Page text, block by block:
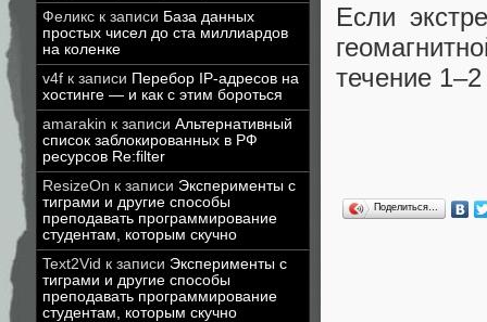
Феликс к записи База данных
простых чисел до ста миллиардов
на коленке
v4f к записи Перебор IP-адресов на
хостинге — и как с этим бороться
amarakin к записи Альтернативный
список заблокированных в РФ
ресурсов Re:filter
ResizeOn к записи Эксперименты с
тиграми и другие способы
преподавать программирование
студентам, которым скучно
Text2Vid к записи Эксперименты с
тиграми и другие способы
преподавать программирование
студентам, которым скучно
Если
течение 1–2
Поделиться…